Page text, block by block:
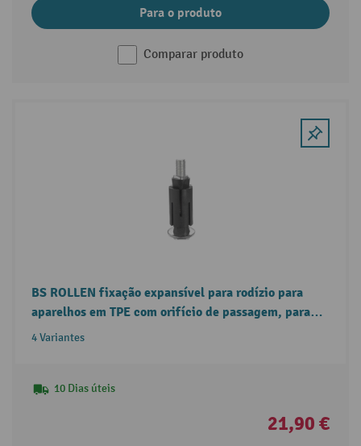
Para o produto
Comparar produto
BS ROLLEN fixação expansível para rodízio para
aparelhos em TPE com orifício de passagem, para
tubo redondo
4 Variantes
10 Dias úteis
21,90 €